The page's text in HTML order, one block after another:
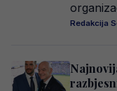
Redakcija